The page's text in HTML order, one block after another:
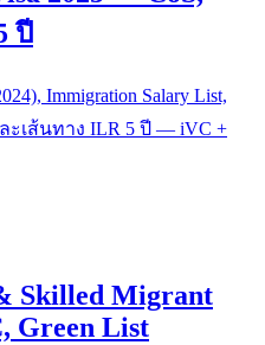
ปี
Immigration Salary List,
ละเส้นทาง ILR 5 ปี — iVC +
Skilled Migrant
Green List